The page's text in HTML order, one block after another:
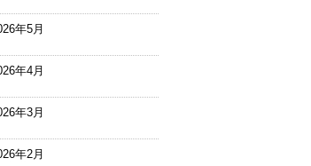
年5月
年4月
年3月
年2月